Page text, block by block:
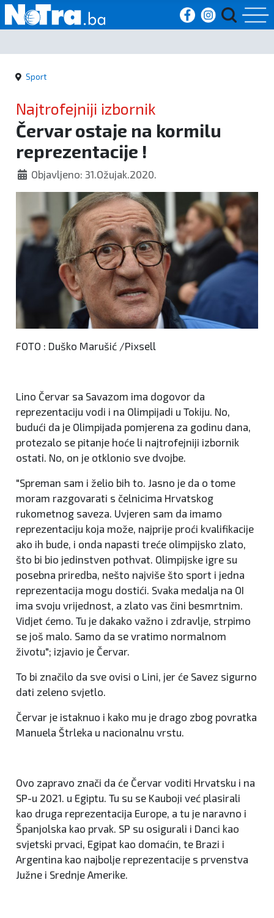
Početna
Vijesti
Sport
Kultura
Crna
kronika
Politika
Zanimljivosti
Sport
Najtrofejniji izbornik
Červar ostaje na kormilu
reprezentacije !
Objavljeno: 31.Ožujak.2020.
FOTO : Duško Marušić /Pixsell
Lino Červar sa Savazom ima dogovor da
reprezentaciju vodi i na Olimpijadi u Tokiju. No,
budući da je Olimpijada pomjerena za godinu dana,
protezalo se pitanje hoće li najtrofejniji izbornik
ostati. No, on je otklonio sve dvojbe.
"Spreman sam i želio bih to. Jasno je da o tome
moram razgovarati s čelnicima Hrvatskog
rukometnog saveza. Uvjeren sam da imamo
reprezentaciju koja može, najprije proći kvalifikacije
ako ih bude, i onda napasti treće olimpijsko zlato,
što bi bio jedinstven pothvat. Olimpijske igre su
posebna priredba, nešto najviše što sport i jedna
reprezentacija mogu dostići. Svaka medalja na OI
ima svoju vrijednost, a zlato vas čini besmrtnim.
Vidjet ćemo. Tu je dakako važno i zdravlje, strpimo
se još malo. Samo da se vratimo normalnom
životu"; izjavio je Červar.
To bi značilo da sve ovisi o Lini, jer će Savez sigurno
dati zeleno svjetlo.
Červar je istaknuo i kako mu je drago zbog povratka
Manuela Štrleka u nacionalnu vrstu.
Ovo zapravo znači da će Červar voditi Hrvatsku i na
SP-u 2021. u Egiptu. Tu su se Kauboji već plasirali
kao druga reprezentacija Europe, a tu je naravno i
Španjolska kao prvak. SP su osigurali i Danci kao
svjetski prvaci, Egipat kao domaćin, te Brazi i
Argentina kao najbolje reprezentacije s prvenstva
Južne i Srednje Amerike.